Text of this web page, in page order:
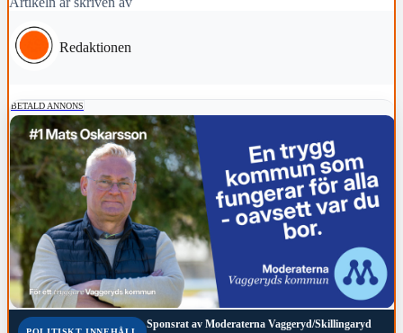
Redaktionen
BETALD ANNONS
Sponsrat av Moderaterna Vaggeryd/Skillingaryd